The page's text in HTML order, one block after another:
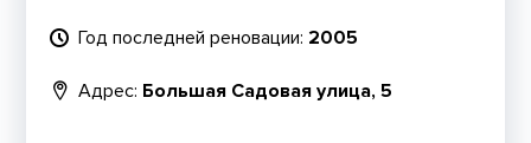
Год последней реновации: 2005
Адрес: Большая Садовая улица, 5